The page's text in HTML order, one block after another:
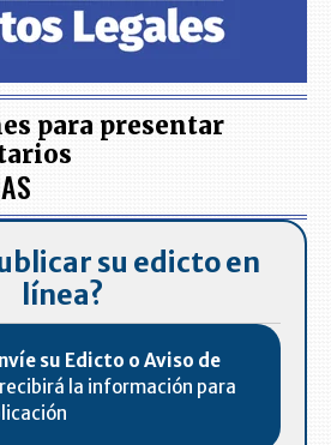
para presentar
su edicto en
línea?
su Edicto o Aviso de
la información para